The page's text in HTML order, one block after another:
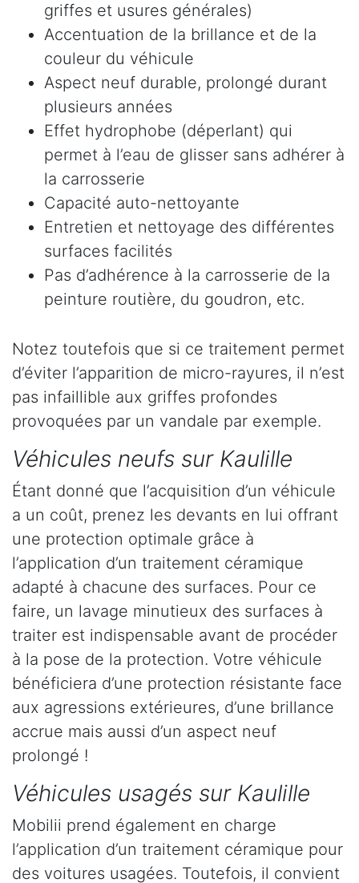
griffes et usures générales)
Accentuation de la brillance et de la
couleur du véhicule
Aspect neuf durable, prolongé durant
plusieurs années
Effet hydrophobe (déperlant) qui
permet à l’eau de glisser sans adhérer à
la carrosserie
Capacité auto-nettoyante
Entretien et nettoyage des différentes
surfaces facilités
Pas d’adhérence à la carrosserie de la
peinture routière, du goudron, etc.
Notez toutefois que si ce traitement permet
d’éviter l’apparition de micro-rayures, il n’est
pas infaillible aux griffes profondes
provoquées par un vandale par exemple.
Véhicules neufs sur Kaulille
Étant donné que l’acquisition d’un véhicule
a un coût, prenez les devants en lui offrant
une protection optimale grâce à
l’application d’un traitement céramique
adapté à chacune des surfaces. Pour ce
faire, un lavage minutieux des surfaces à
traiter est indispensable avant de procéder
à la pose de la protection. Votre véhicule
bénéficiera d’une protection résistante face
aux agressions extérieures, d’une brillance
accrue mais aussi d’un aspect neuf
prolongé !
Véhicules usagés sur Kaulille
Mobilii prend également en charge
l’application d’un traitement céramique pour
des voitures usagées. Toutefois, il convient